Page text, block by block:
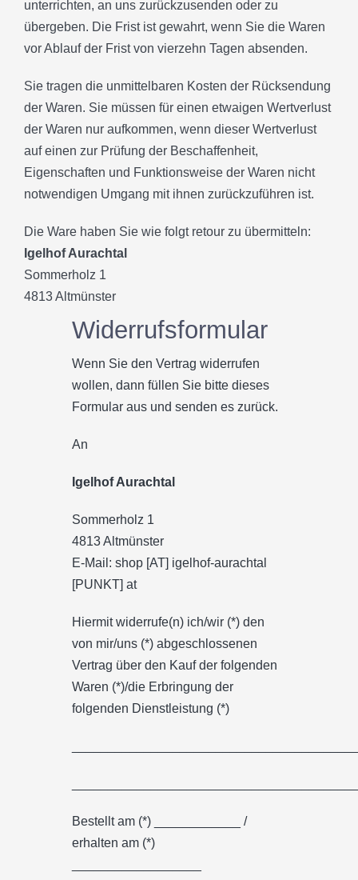
unterrichten, an uns zurückzusenden oder zu
übergeben. Die Frist ist gewahrt, wenn Sie die Waren
vor Ablauf der Frist von vierzehn Tagen absenden.
Sie tragen die unmittelbaren Kosten der Rücksendung
der Waren. Sie müssen für einen etwaigen Wertverlust
der Waren nur aufkommen, wenn dieser Wertverlust
auf einen zur Prüfung der Beschaffenheit,
Eigenschaften und Funktionsweise der Waren nicht
notwendigen Umgang mit ihnen zurückzuführen ist.
Die Ware haben Sie wie folgt retour zu übermitteln:
Igelhof Aurachtal
Sommerholz 1
4813 Altmünster
Widerrufsformular
Wenn Sie den Vertrag widerrufen
wollen, dann füllen Sie bitte dieses
Formular aus und senden es zurück.
An
Igelhof Aurachtal
Sommerholz 1
4813 Altmünster
E-Mail: shop [AT] igelhof-aurachtal
[PUNKT] at
Hiermit widerrufe(n) ich/wir (*) den
von mir/uns (*) abgeschlossenen
Vertrag über den Kauf der folgenden
Waren (*)/die Erbringung der
folgenden Dienstleistung (*)
Bestellt am (*) ____________ /
erhalten am (*)
PAYPAL
ÜBERWEISUNG
Tierpatenschaft